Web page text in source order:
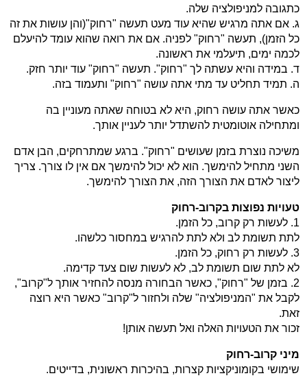
כתגובה למניפולציה שלה.
ג. אם אתה מרגיש שהיא עוד מעט תעשה "רחוק"(והן עושות את זה
כל הזמן), תעשה "רחוק" לפניה. אם את רואה שהוא עומד להיעלם
לכמה ימים, תיעלמי את ראשונה.
ד. במידה והיא עשתה לך "רחוק". תעשה "רחוק" עוד יותר חזק.
ה. תמיד תחליט עד מתי אתה עושה "רחוק" ותעמוד בזה.
כאשר אתה עושה רחוק, היא לא בטוחה שאתה מעוניין בה
ומתחילה אוטומטית להשתדל יותר לעניין אותך.
משיכה נוצרת בזמן שעושים "רחוק". ברגע שמתרחקים, הבן אדם
השני מתחיל להימשך. הוא לא יכול להימשך אם אין לו צורך. צריך
ליצור לאדם את הצורך הזה, את הצורך להימשך.
טעויות נפוצות בקרוב-רחוק
1. לעשות רק קרוב, כל הזמן.
לתת תשומת לב ולא לתת להרגיש במחסור כלשהו.
3. לעשות רק רחוק, כל הזמן.
לא לתת שום תשומת לב, לא לעשות שום צעד קדימה.
2. בזמן של "רחוק", כאשר הבחורה מנסה להחזיר אותך ל"קרוב",
לקבל את "המניפולציה" שלה ולחזור ל"קרוב" כאשר היא רוצה
זאת.
זכור את הטעויות האלה ואל תעשה אותן!
מיני קרוב-רחוק
שימושי בקומוניקציות קצרות, בהיכרות ראשונית, בדייטים.